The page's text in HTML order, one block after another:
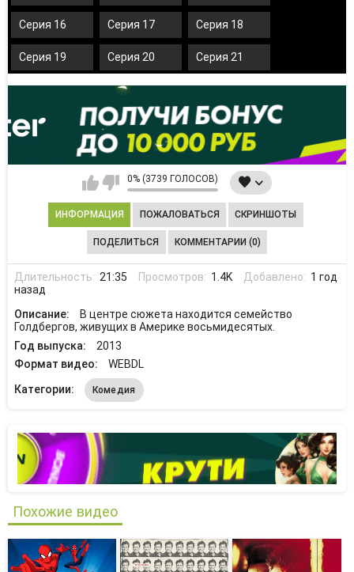
Серия 16 Серия 17 Серия 18
Серия 19 Серия 20 Серия 21
0% (3739 ГОЛОСОВ)
ИНФОРМАЦИЯ ПОЖАЛОВАТЬСЯ СКРИНШОТЫ
ПОДЕЛИТЬСЯ КОММЕНТАРИИ (0)
Длительность: 21:35 Просмотров: 1.4K Добавлено: 1 год
назад
Описание:
В центре сюжета находится семейство
Голдбергов, живущих в Америке восьмидесятых.
Год выпуска:
2013
Формат видео:
WEBDL
Категории:
Комедия
Похожие видео